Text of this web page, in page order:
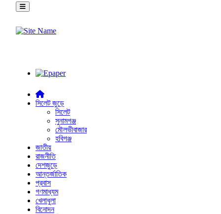
সিলেট জুড়ে
সিলেট
সুনামগঞ্জ
মৌলভীবাজার
হবিগঞ্জ
জাতীয়
রাজনীতি
দেশজুড়ে
আন্তর্জাতিক
প্রবাস
গণমাধ্যম
খেলাধুলা
বিনোদন